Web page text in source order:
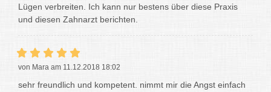
Lügen verbreiten. Ich kann nur bestens über diese Praxis
und diesen Zahnarzt berichten.
von Mara am 11.12.2018 18:02
sehr freundlich und kompetent. nimmt mir die Angst einfach